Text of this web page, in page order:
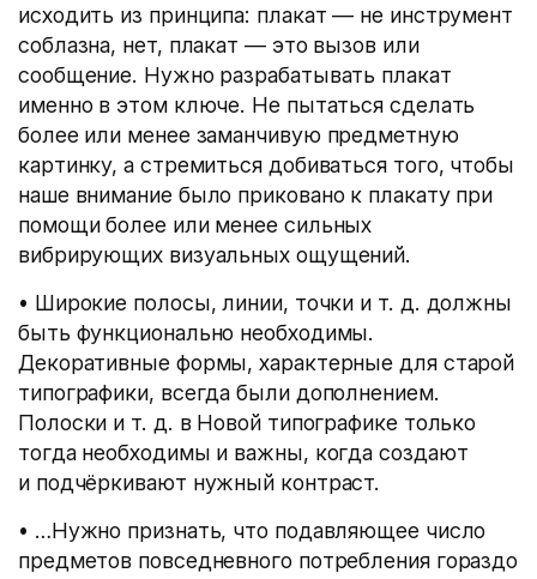
исходить из принципа: плакат — не инструмент
соблазна, нет, плакат — это вызов или
сообщение. Нужно разрабатывать плакат
именно в этом ключе. Не пытаться сделать
более или менее заманчивую предметную
картинку, а стремиться добиваться того, чтобы
наше внимание было приковано к плакату при
помощи более или менее сильных
вибрирующих визуальных ощущений.
• Широкие полосы, линии, точки и т. д. должны
быть функционально необходимы.
Декоративные формы, характерные для старой
типографики, всегда были дополнением.
Полоски и т. д. в Новой типографике только
тогда необходимы и важны, когда создают
и подчёркивают нужный контраст.
• …Нужно признать, что подавляющее число
предметов повседневного потребления гораздо